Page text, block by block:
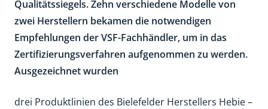
Qualitätssiegels. Zehn verschiedene Modelle von
zwei Herstellern bekamen die notwendigen
Empfehlungen der VSF-Fachhändler, um in das
Zertifizierungsverfahren aufgenommen zu werden.
Ausgezeichnet wurden
drei Produktlinien des Bielefelder Herstellers Hebie –